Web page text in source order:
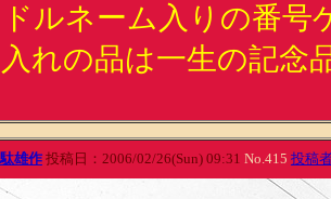
ルネーム入りの番号
れの品は一生の記念
雄作 投稿日：2006/02/26(Sun) 09:31 No.415 投稿